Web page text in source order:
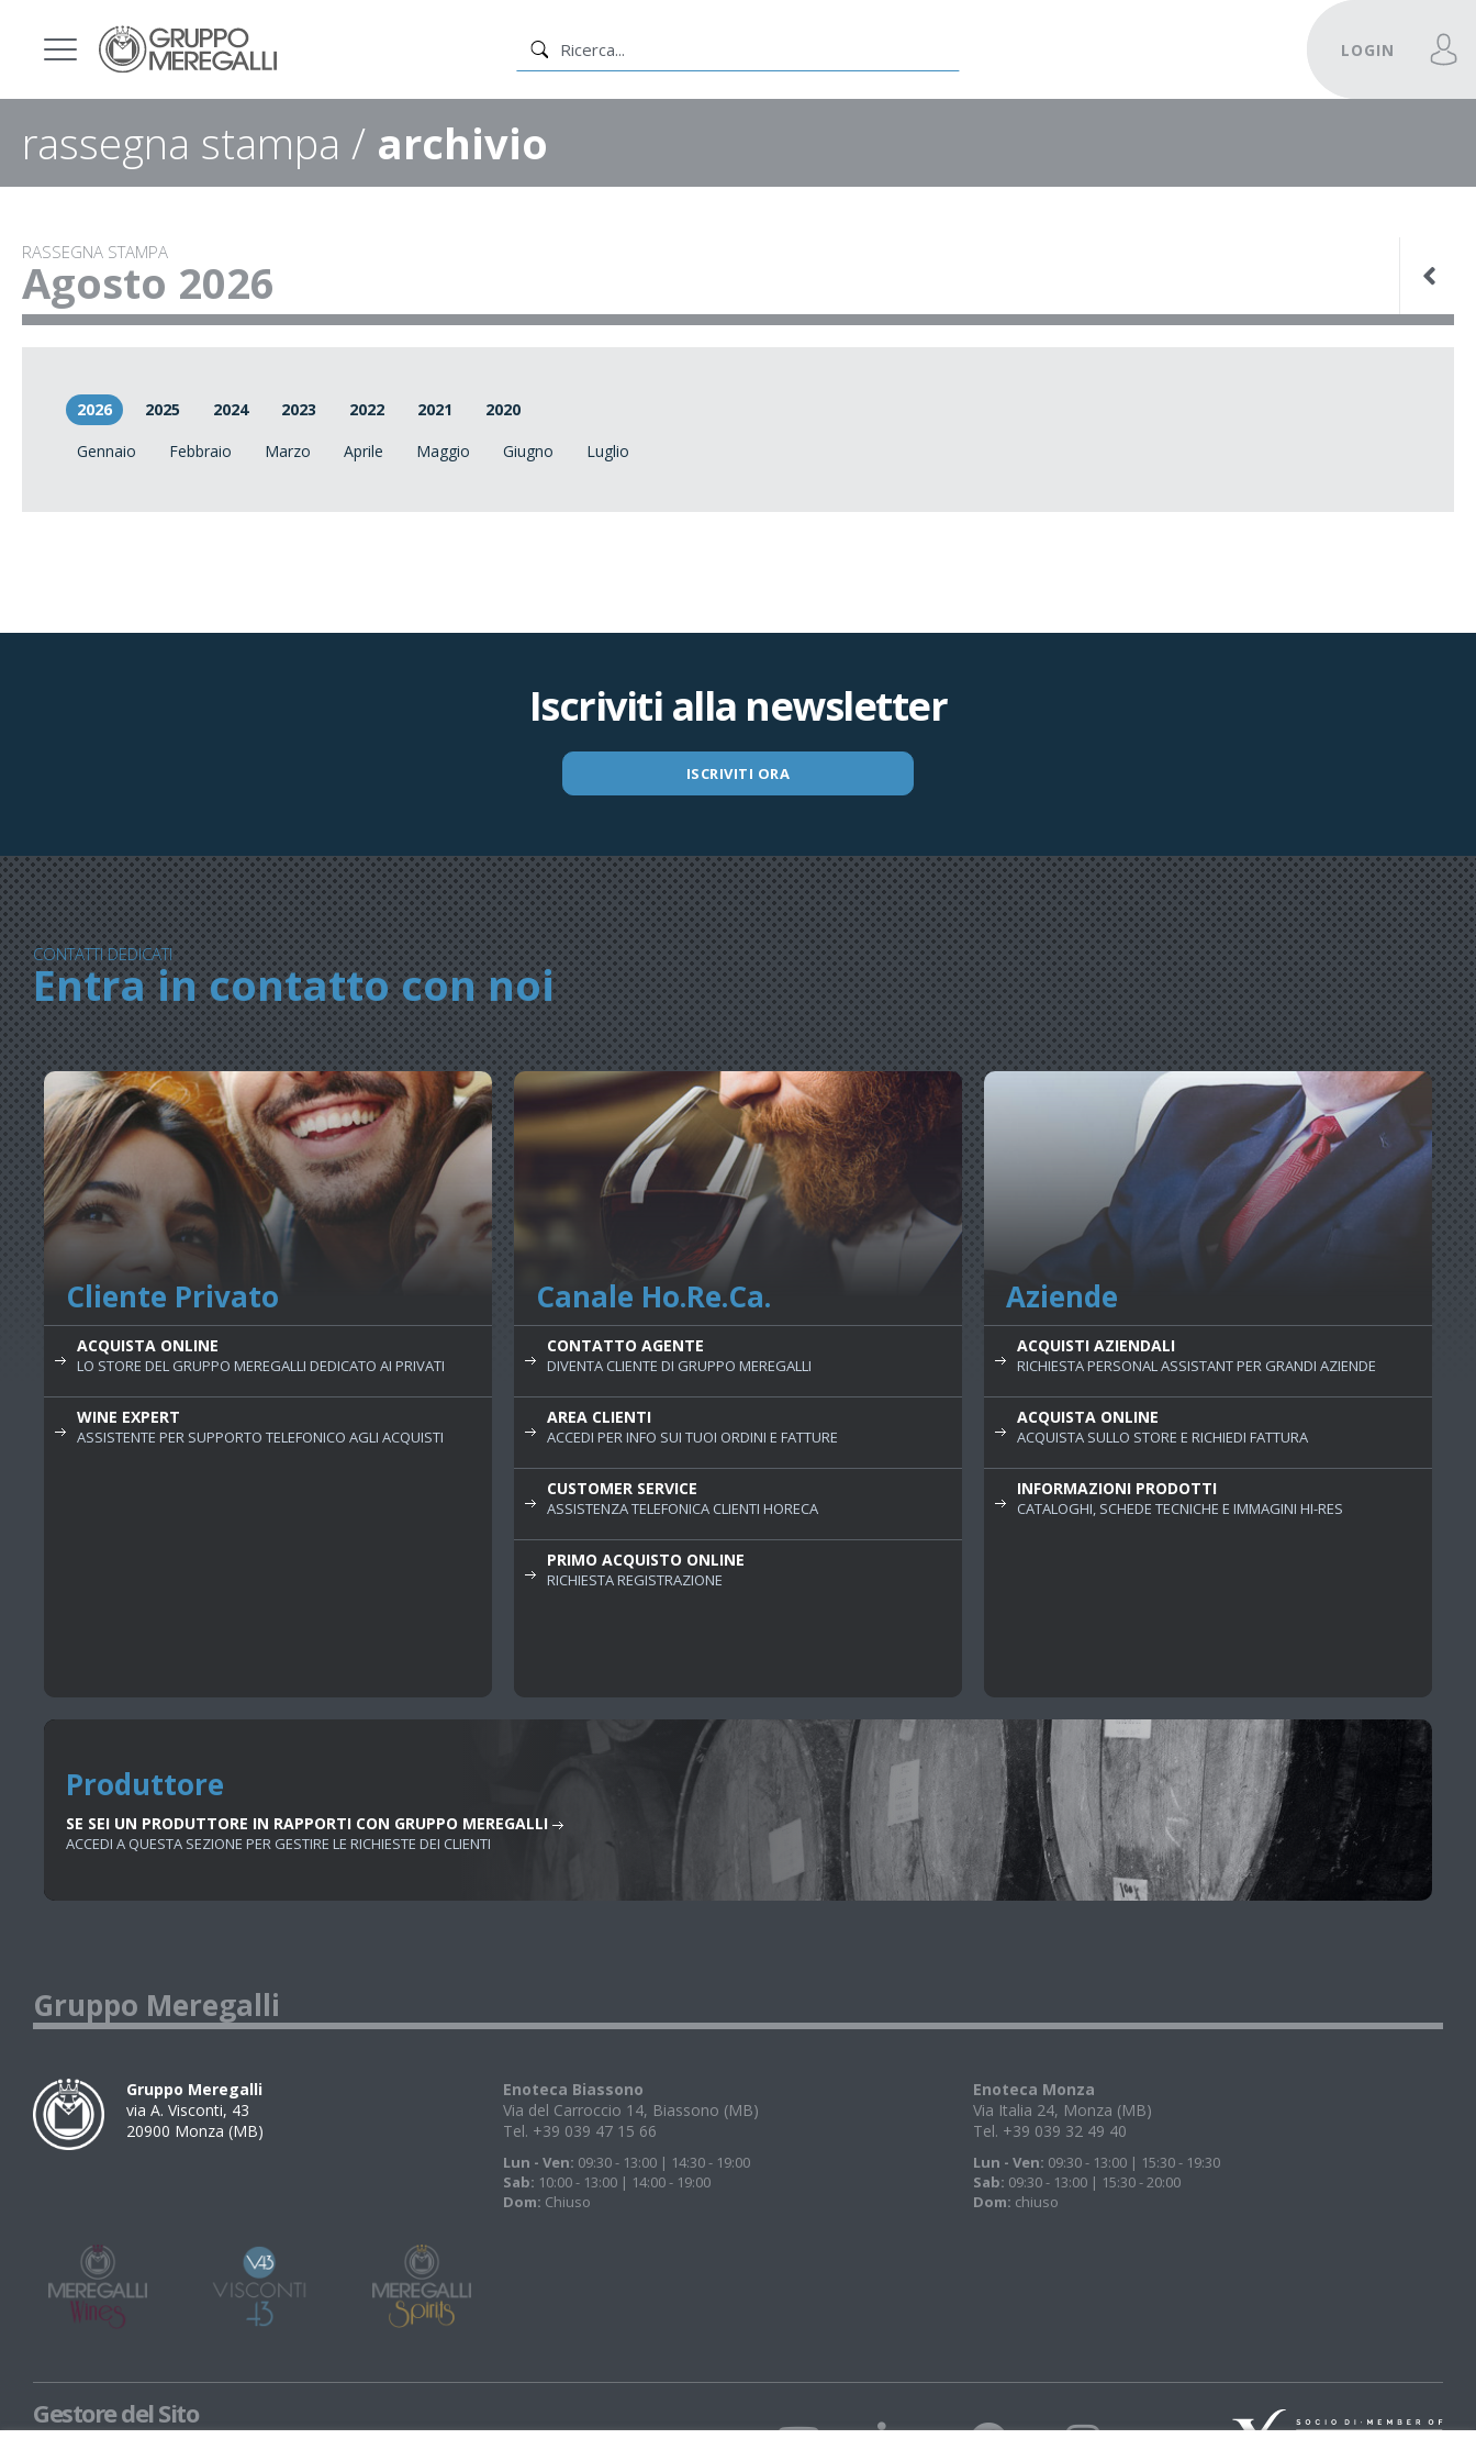
LOGIN
rassegna stampa / archivio
RASSEGNA STAMPA
Agosto 2026
2026
Gennaio
Febbraio Marzo Aprile Maggio Giugno Luglio
2025 2024 2023 2022 2021 2020
Iscriviti alla newsletter
ISCRIVITI ORA
CONTATTI DEDICATI
Entra in contatto con noi
Cliente Privato
ACQUISTA ONLINE
LO STORE DEL GRUPPO MEREGALLI DEDICATO AI PRIVATI
WINE EXPERT
ASSISTENTE PER SUPPORTO TELEFONICO AGLI ACQUISTI
Canale Ho.Re.Ca.
CONTATTO AGENTE
DIVENTA CLIENTE DI GRUPPO MEREGALLI
AREA CLIENTI
ACCEDI PER INFO SUI TUOI ORDINI E FATTURE
CUSTOMER SERVICE
ASSISTENZA TELEFONICA CLIENTI HORECA
PRIMO ACQUISTO ONLINE
RICHIESTA REGISTRAZIONE
Aziende
ACQUISTI AZIENDALI
RICHIESTA PERSONAL ASSISTANT PER GRANDI AZIENDE
ACQUISTA ONLINE
ACQUISTA SULLO STORE E RICHIEDI FATTURA
INFORMAZIONI PRODOTTI
CATALOGHI, SCHEDE TECNICHE E IMMAGINI HI-RES
Produttore
SE SEI UN PRODUTTORE IN RAPPORTI CON GRUPPO MEREGALLI
ACCEDI A QUESTA SEZIONE PER GESTIRE LE RICHIESTE DEI CLIENTI
Gruppo Meregalli
Gruppo Meregalli
via A. Visconti, 43
20900 Monza (MB)
Enoteca Biassono
Via del Carroccio 14, Biassono (MB)
Tel. +39 039 47 15 66
Lun - Ven: 09:30 - 13:00 | 14:30 - 19:00
Sab: 10:00 - 13:00 | 14:00 - 19:00
Dom: Chiuso
Enoteca Monza
Via Italia 24, Monza (MB)
Tel. +39 039 32 49 40
Lun - Ven: 09:30 - 13:00 | 15:30 - 19:30
Sab: 09:30 - 13:00 | 15:30 - 20:00
Dom: chiuso
Gestore del Sito
Meregalli Spirits Spa con unico socio CF e P.IVA 02988190969 / Visconti 43 Spa con unico